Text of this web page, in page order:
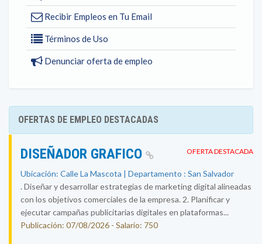
Recibir Empleos en Tu Email
Términos de Uso
Denunciar oferta de empleo
OFERTAS DE EMPLEO DESTACADAS
OFERTA DESTACADA
DISEÑADOR GRAFICO
Ubicación: Calle La Mascota | Departamento : San Salvador
. Diseñar y desarrollar estrategias de marketing digital alineadas
con los objetivos comerciales de la empresa. 2. Planificar y
ejecutar campañas publicitarias digitales en plataformas...
Publicación: 07/08/2026 - Salario: 750